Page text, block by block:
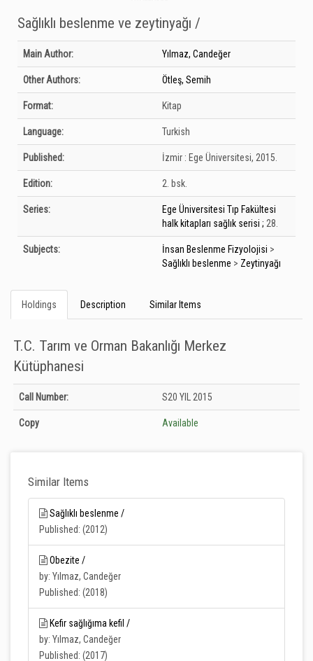
Sağlıklı beslenme ve zeytinyağı /
Bibliographic Details
Main Author: Yılmaz, Candeğer
Other Authors: Ötleş, Semih
Format: Kitap
Language: Turkish
Published: İzmir : Ege Üniversitesi, 2015.
Edition: 2. bsk.
Series:
Ege Üniversitesi Tıp Fakültesi
halk kitapları sağlık serisi ; 28.
Subjects: İnsan Beslenme Fizyolojisi >
Sağlıklı beslenme > Zeytinyağı
Holdings Description Similar Items
T.C. Tarım ve Orman Bakanlığı Merkez
Kütüphanesi
Holdings details from T.C. Tarım ve Orman Bakanlığı Merkez Kütüphanesi:
Unknown
Call Number: S20 YIL 2015
Copy Available
Similar Items
Sağlıklı beslenme /
Published: (2012)
Obezite /
by: Yılmaz, Candeğer
Published: (2018)
Kefir sağlığıma kefil /
by: Yılmaz, Candeğer
Published: (2017)